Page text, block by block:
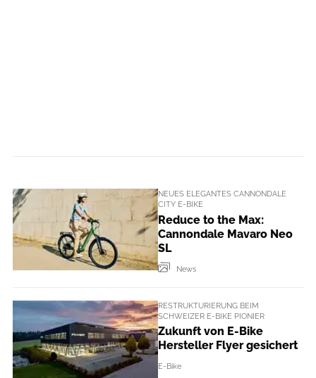
NEUES ELEGANTES CANNONDALE
CITY E-BIKE
Reduce to the Max:
Cannondale Mavaro Neo
SL
News
RESTRUKTURIERUNG BEIM
SCHWEIZER E-BIKE PIONIER
Zukunft von E-Bike
Hersteller Flyer gesichert
E-Bike